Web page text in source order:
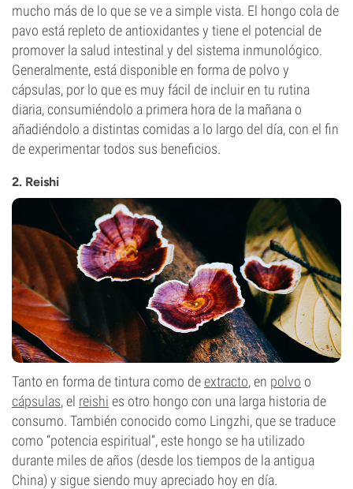
mucho más de lo que se ve a simple vista. El hongo cola de
pavo está repleto de antioxidantes y tiene el potencial de
promover la salud intestinal y del sistema inmunológico.
Generalmente, está disponible en forma de polvo y
cápsulas, por lo que es muy fácil de incluir en tu rutina
diaria, consumiéndolo a primera hora de la mañana o
añadiéndolo a distintas comidas a lo largo del día, con el fin
de experimentar todos sus beneficios.
2. Reishi
Tanto en forma de tintura como deextracto, en polvo o
cápsulas, el reishi es otro hongo con una larga historia de
consumo. También conocido como Lingzhi, que se traduce
como “potencia espiritual”, este hongo se ha utilizado
durante miles de años (desde los tiempos de la antigua
China) y sigue siendo muy apreciado hoy en día.